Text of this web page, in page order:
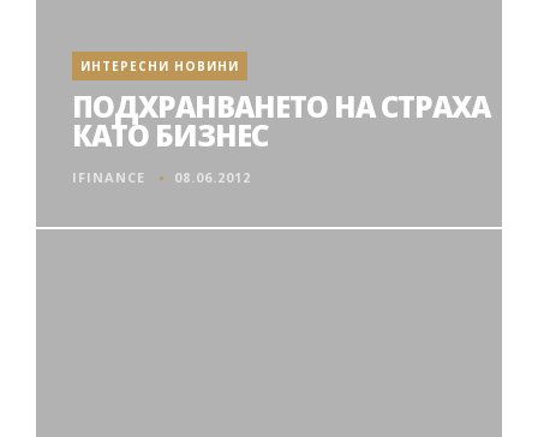
ИНТЕРЕСНИ НОВИНИ
ПОДХРАНВАНЕТО НА СТРАХА
КАТО БИЗНЕС
IFINANCE 08.06.2012